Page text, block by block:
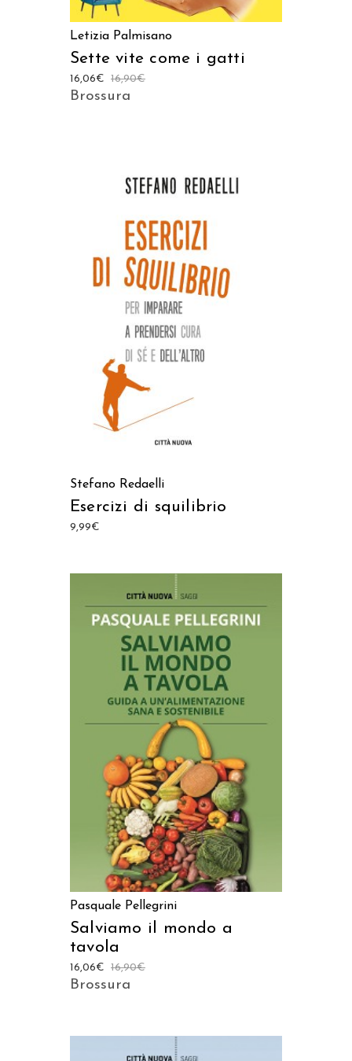
Letizia Palmisano
Sette vite come i gatti
16,90€
16,06€
Brossura
AGGIUNGI AL CARRELLO
Stefano Redaelli
Esercizi di squilibrio
9,99€
AGGIUNGI AL CARRELLO
Pasquale Pellegrini
Salviamo il mondo a
tavola
16,90€
16,06€
Brossura